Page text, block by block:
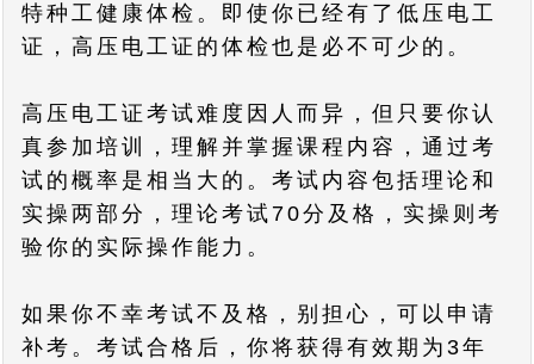
特种工健康体检。即使你已经有了低压电工
证，高压电工证的体检也是必不可少的。
高压电工证考试难度因人而异，但只要你认
真参加培训，理解并掌握课程内容，通过考
试的概率是相当大的。考试内容包括理论和
实操两部分，理论考试70分及格，实操则考
验你的实际操作能力。
如果你不幸考试不及格，别担心，可以申请
补考。考试合格后，你将获得有效期为3年